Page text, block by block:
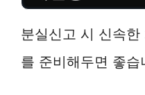
분실신고 시 신속
를 준비해두면 좋습